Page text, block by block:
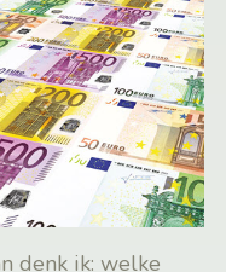
denk ik: welke